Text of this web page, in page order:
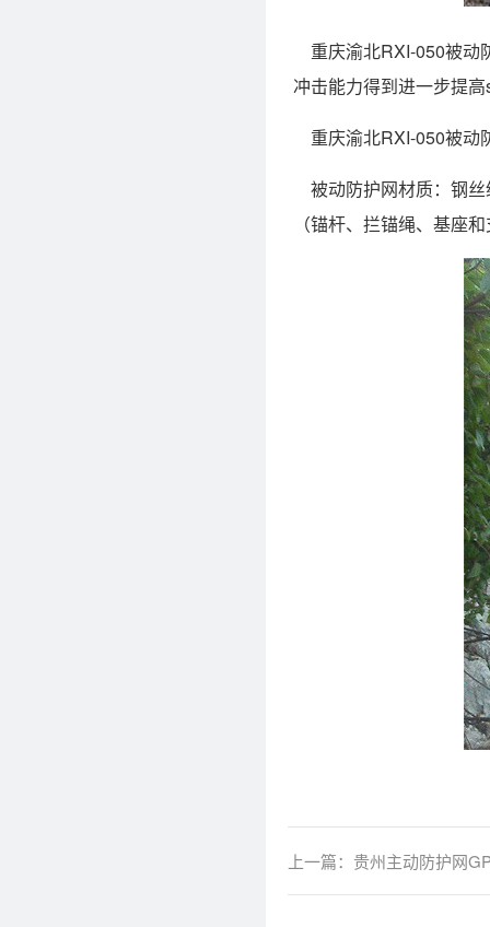
重庆渝北RXI-050被动
冲击能力得到进一步提
重庆渝北RXI-050被动
被动防护网材质：钢丝
（锚杆、拦锚绳、基座
上一篇： 贵州主动防护网